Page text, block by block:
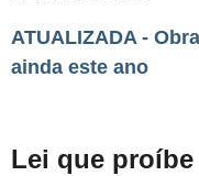
ATUALIZADA -
ainda este ano
Lei que